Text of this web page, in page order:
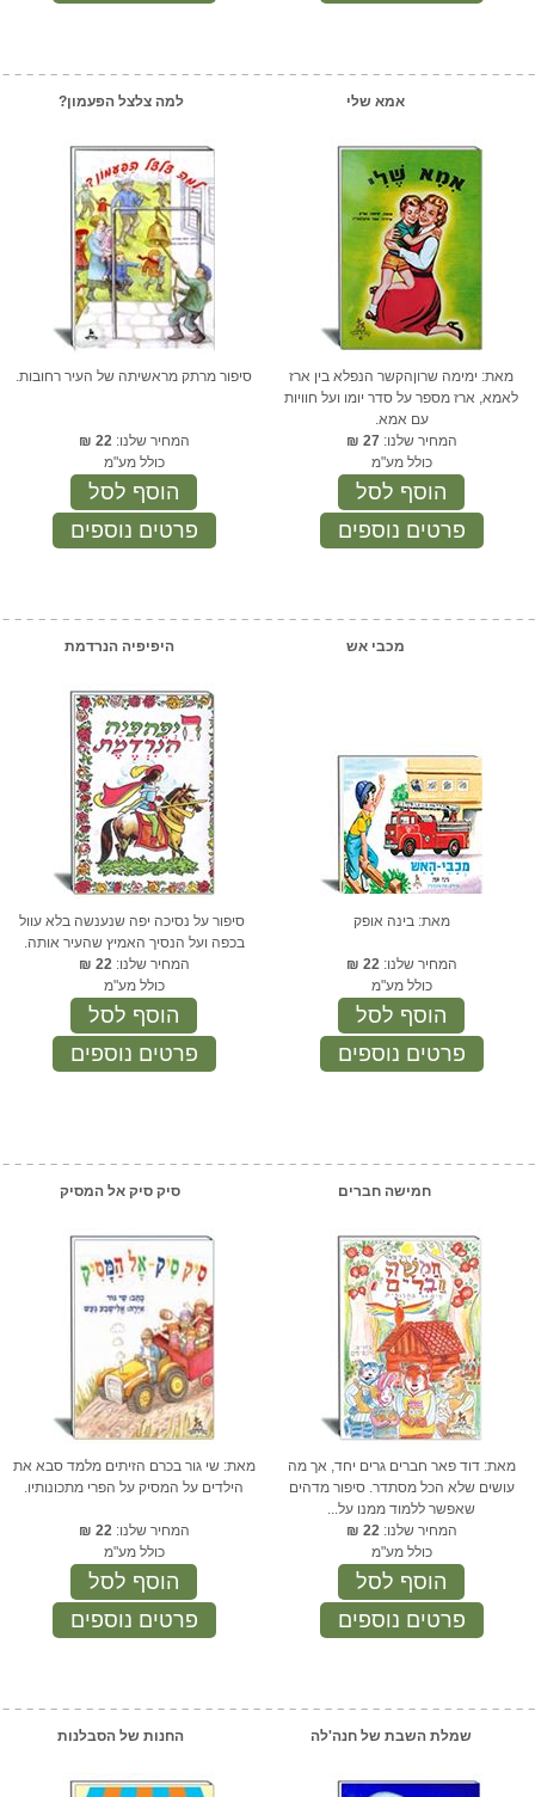
אמא שלי
מאת: ימימה שרוןהקשר הנפלא בין ארז
לאמא, ארז מספר על סדר יומו ועל חוויות
עם אמא.
המחיר שלנו:27
₪
כולל מע"מ
הוסף לסל
פרטים נוספים
למה צלצל הפעמון?
סיפור מרתק מראשיתה של העיר רחובות.
המחיר שלנו:22
₪
כולל מע"מ
הוסף לסל
פרטים נוספים
מכבי אש
מאת: בינה אופק
המחיר שלנו:22
₪
כולל מע"מ
הוסף לסל
פרטים נוספים
היפיפיה הנרדמת
סיפור על נסיכה יפה שנענשה בלא עוול
בכפה ועל הנסיך האמיץ שהעיר אותה.
המחיר שלנו:22
₪
כולל מע"מ
הוסף לסל
פרטים נוספים
חמישה חברים
מאת: דוד פאר חברים גרים יחד, אך מה
עושים שלא הכל מסתדר. סיפור מדהים
שאפשר ללמוד ממנו על...
המחיר שלנו:22
₪
כולל מע"מ
הוסף לסל
פרטים נוספים
סיק סיק אל המסיק
מאת: שי גור בכרם הזיתים מלמד סבא את
הילדים על המסיק על הפרי מתכונותיו.
המחיר שלנו:22
₪
כולל מע"מ
הוסף לסל
פרטים נוספים
שמלת השבת של חנה'לה החנות של הסבלנות